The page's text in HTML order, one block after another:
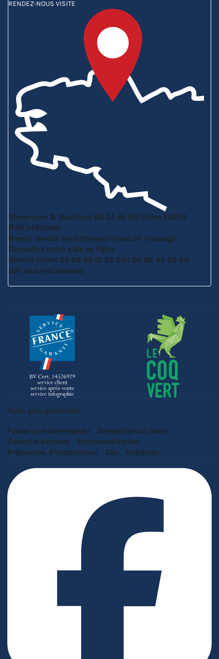
RENDEZ-NOUS VISITE
Showroom & Boutique 6B ZA de Bel Orme 22970
PLOUMAGOAR
Prenez rendez-vous Envoyez-nous un message
Consultez notre aide en ligne
Service Client 02 96 92 01 95 SAV 02 96 92 09 88
Voir tous nos horaires
Foire aux questions
Passer une commande
Demander un devis
Garantie barnum
Personnalisation
Précaution d'installation
Sav Entretien